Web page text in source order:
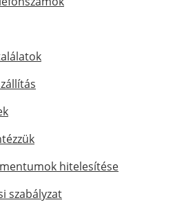
hitelesítése
szabályzat